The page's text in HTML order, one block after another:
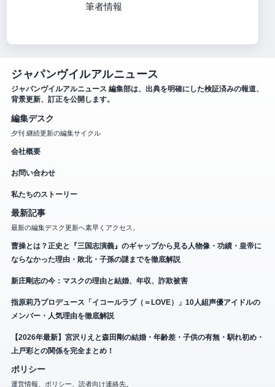
筆者情報
ジャパンヴイルアルニュース
ジャパンヴイルアルニュース 編集部は、出典を明確にした検証済みの報道、
背景更新、訂正を公開します。
編集デスク
夕刊 継続更新の編集サイクル
会社概要
お問い合わせ
私たちのストーリー
最新記事
最新の編集デスク更新へ素早くアクセス。
曹操とは？正史と『三国志演義』のギャップから見る人物像・功績・皇帝に
ならなかった理由・敗北・子孫の謎までを徹底解説
新庄剛志の今：マスクの理由と結婚、年収、詐欺被害
指原莉乃プロデュース「イコールラブ（＝LOVE）」10人組声優アイドルの
メンバー・人気理由を徹底解説
【2026年最新】宮沢りえと森田剛の結婚・年齢差・子供の有無・馴れ初め・
上戸彩との関係を完全まとめ！
ポリシー
運営情報、ポリシー、読者向け連絡先。